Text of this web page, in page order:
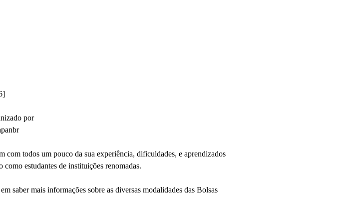
por
com todos um pouco da sua experiência, dificuldades, e aprendizados
estudantes de instituições renomadas.
saber mais informações sobre as diversas modalidades das Bolsas